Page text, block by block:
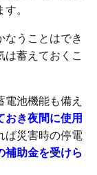
。
なうことはでき
は蓄えておくこ
電池機能も備え
おき夜間に使用
ば災害時の停電
補助金を受けら